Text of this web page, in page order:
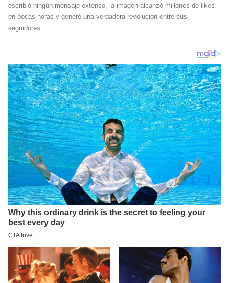
escribió ningún mensaje extenso, la imagen alcanzó millones de likes
en pocas horas y generó una verdadera revolución entre sus
seguidores.